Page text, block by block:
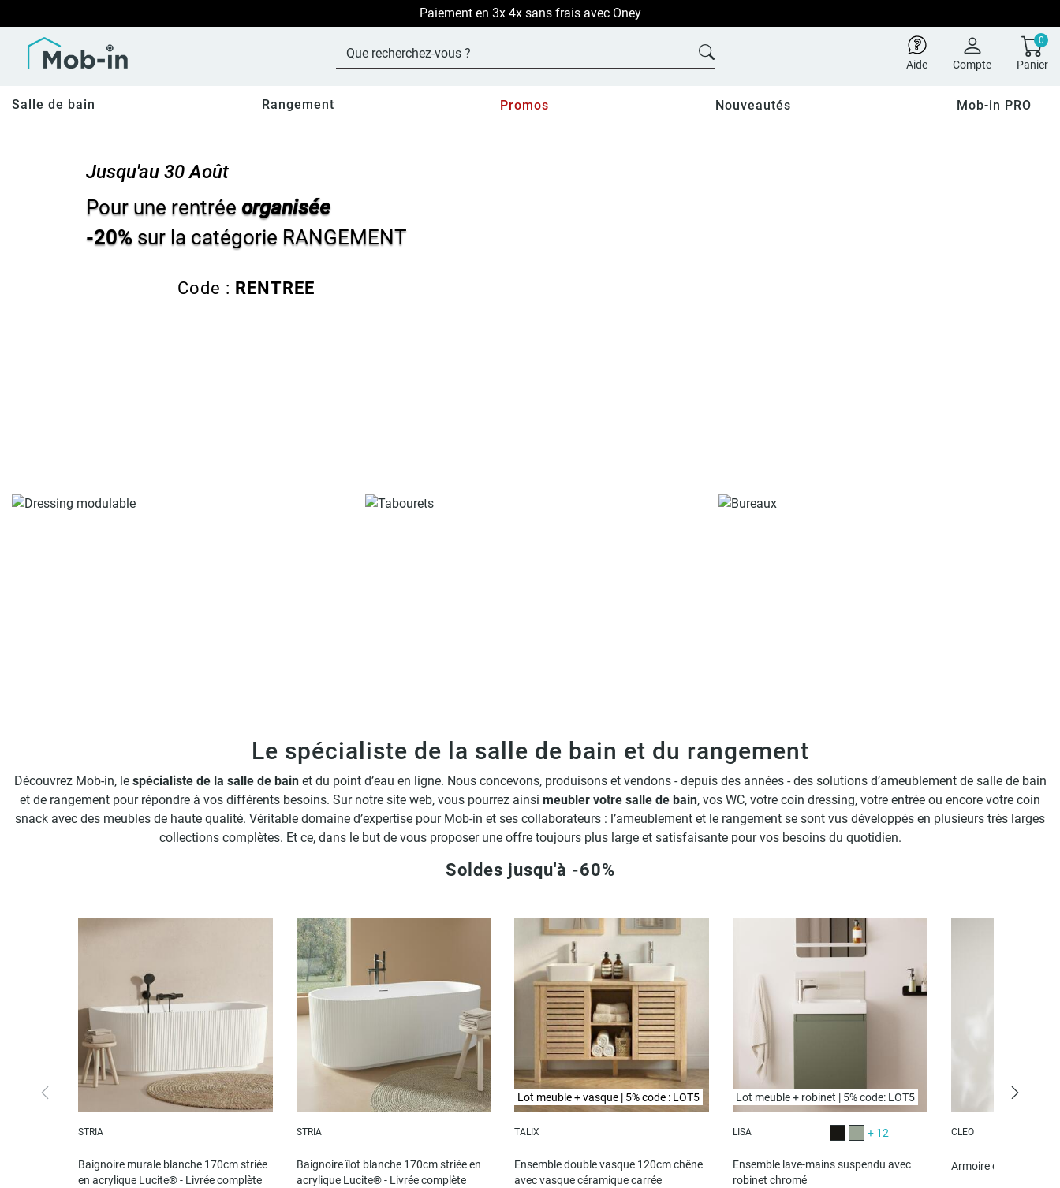
LIVRAISON OFFERTE sur TOUT le site !
Aide Compte
0
Panier
Salle de bain Rangement Promos Nouveautés
Mob-in PRO
Jusqu'au 30 Août
Pour une rentrée organisée
-20%sur la catégorie RANGEMENT
Code : RENTREE
Le spécialiste de la salle de bain et du rangement
Découvrez Mob-in, le spécialiste de la salle de bainet du point d’eau en ligne. Nous concevons, produisons et vendons - depuis des années - des solutions d’ameublement de salle de bain
et de rangement pour répondre à vos différents besoins. Sur notre site web, vous pourrez ainsi meubler votre salle de bain, vos WC, votre coin dressing, votre entrée ou encore votre coin
snack avec des meubles de haute qualité. Véritable domaine d’expertise pour Mob-in et ses collaborateurs : l’ameublement et le rangement se sont vus développés en plusieurs très larges
collections complètes. Et ce, dans le but de vous proposer une offre toujours plus large et satisfaisante pour vos besoins du quotidien.
Soldes jusqu'à -60%
STRIA
Baignoire murale blanche 170cm striée
en acrylique Lucite® - Livrée complète
STRIA
Baignoire îlot blanche 170cm striée en
acrylique Lucite® - Livrée complète
TALIX
Ensemble double vasque 120cm chêne
avec vasque céramique carrée
Lot meuble + vasque | 5% code : LOT5
LISA
Noir satiné
Vert satiné
+ 12
Ensemble lave-mains suspendu avec
robinet chromé
Lot meuble + robinet | 5% code: LOT5
CLEO
Armoire de toilette